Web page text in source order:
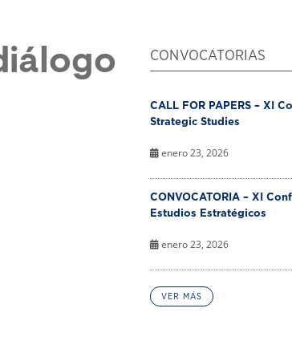
CONVOCATORIAS
CALL FOR PAPERS – XI
Strategic Studies
enero 23, 2026
CONVOCATORIA – XI
Estudios Estratégicos
enero 23, 2026
VER MÁS